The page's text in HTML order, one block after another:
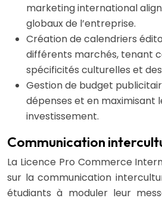
marketing international
globaux de l’entreprise.
Création de calendriers
différents marchés, tenant
spécificités culturelles et
Gestion de budget
dépenses et en maximisant
investissement.
Communication
La Licence Pro Commerce
sur la communication
étudiants à moduler leur